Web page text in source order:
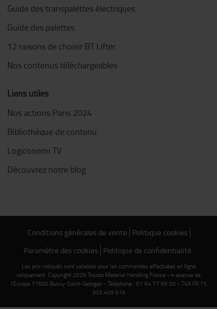
Guide des transpalettes électriques
Guide des palettes
12 raisons de choisir BT Lifter
Nos contenus téléchargeables
Liens utiles
Nos actions Paris 2024
Bibliothèque de contenu
Logiconomi TV
Découvrez notre blog
Conditions générales de vente Politique cookies
Paramètre des cookies Politique de confidentialité
Les prix indiqués sont valables pour les commandes effectuées en ligne
uniquement. Copyright 2026 Toyota Material Handling France - 4 avenue de
l'Europe 77600 Bussy-Saint-Georges - Téléphone : 01 64 77 85 00 - TVA FR 75
303 409 619